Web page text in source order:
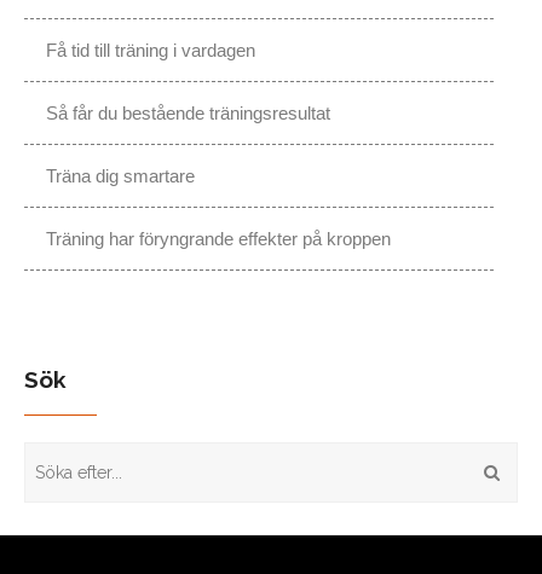
Få tid till träning i vardagen
Så får du bestående träningsresultat
Träna dig smartare
Träning har föryngrande effekter på kroppen
Sök